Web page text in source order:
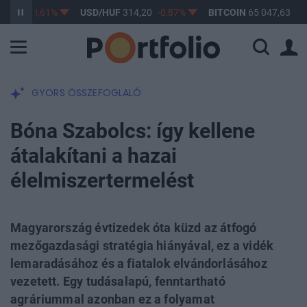
-0,61% USD/HUF314,20 -0,87% BITCOIN65 047,63 0,25%
GYORS ÖSSZEFOGLALÓ
Bóna Szabolcs: így kellene
átalakítani a hazai
élelmiszertermelést
Magyarország évtizedek óta küzd az átfogó
mezőgazdasági stratégia hiányával, ez a vidék
lemaradásához és a fiatalok elvándorlásához
vezetett. Egy tudásalapú, fenntartható
agráriummal azonban ez a folyamat